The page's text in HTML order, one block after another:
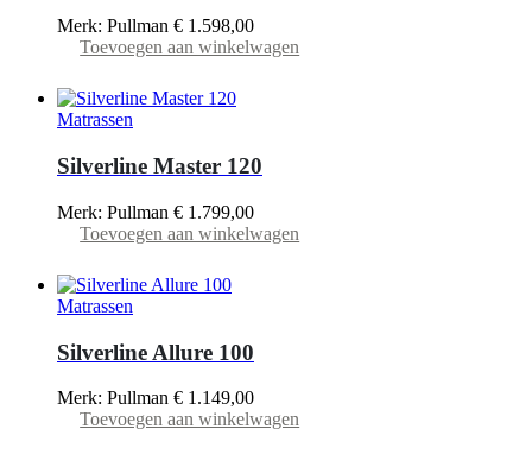
Merk: Pullman € 1.598,00
Toevoegen aan winkelwagen
Matrassen
Silverline Master 120
Merk: Pullman € 1.799,00
Toevoegen aan winkelwagen
Matrassen
Silverline Allure 100
Merk: Pullman € 1.149,00
Toevoegen aan winkelwagen